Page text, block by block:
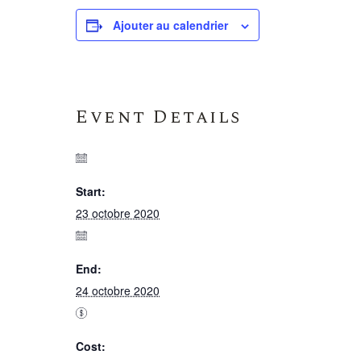
Ajouter au calendrier
Event Details
Start:
23 octobre 2020
End:
24 octobre 2020
Cost: